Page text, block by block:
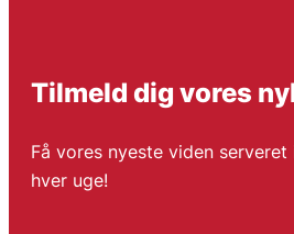
Tilmeld dig vores
Få vores nyeste viden
hver uge!